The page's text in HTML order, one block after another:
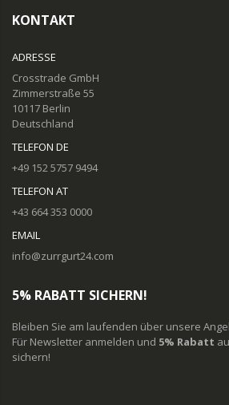
KONTAKT
ADRESSE
Crosstrade GmbH
Zimmerstraße 55
10117 Berlin
Deutschland
TELEFON DE
+49 152 5757 9494
TELEFON AT
+43 664 353 0000
EMAIL
info@zurrgurt24.com
5% RABATT SICHERN!
Bleiben Sie am laufenden über unsere
Für Newsletter anmelden und 5% Rabatt
sichern!